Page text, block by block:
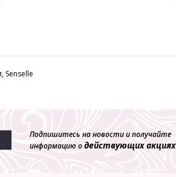
Senselle
Подпишитесь на новости и получайте
информацию одействующих акциях